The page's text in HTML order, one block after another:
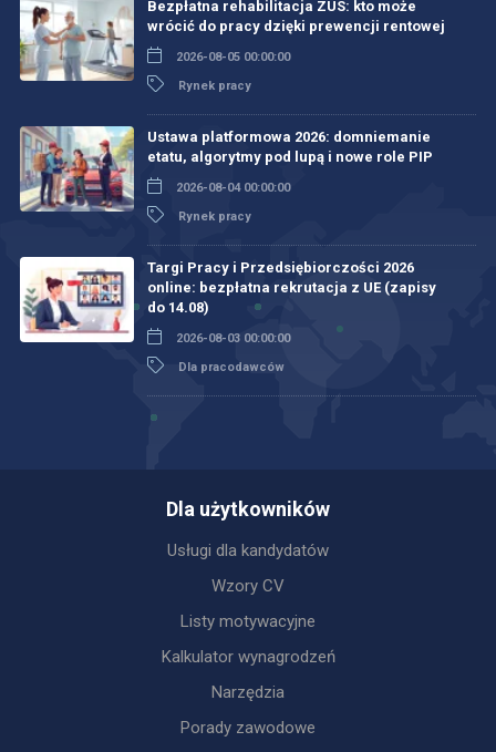
Bezpłatna rehabilitacja ZUS: kto może
wrócić do pracy dzięki prewencji rentowej
2026-08-05 00:00:00
Rynek pracy
Ustawa platformowa 2026: domniemanie
etatu, algorytmy pod lupą i nowe role PIP
2026-08-04 00:00:00
Rynek pracy
Targi Pracy i Przedsiębiorczości 2026
online: bezpłatna rekrutacja z UE (zapisy
do 14.08)
2026-08-03 00:00:00
Dla pracodawców
Dla użytkowników
Usługi dla kandydatów
Wzory CV
Listy motywacyjne
Kalkulator wynagrodzeń
Narzędzia
Porady zawodowe